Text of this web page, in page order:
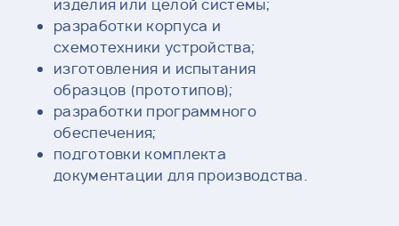
изделия или целой системы;
разработки корпуса и
схемотехники устройства;
изготовления и испытания
образцов (прототипов);
разработки программного
обеспечения;
подготовки комплекта
документации для производства.